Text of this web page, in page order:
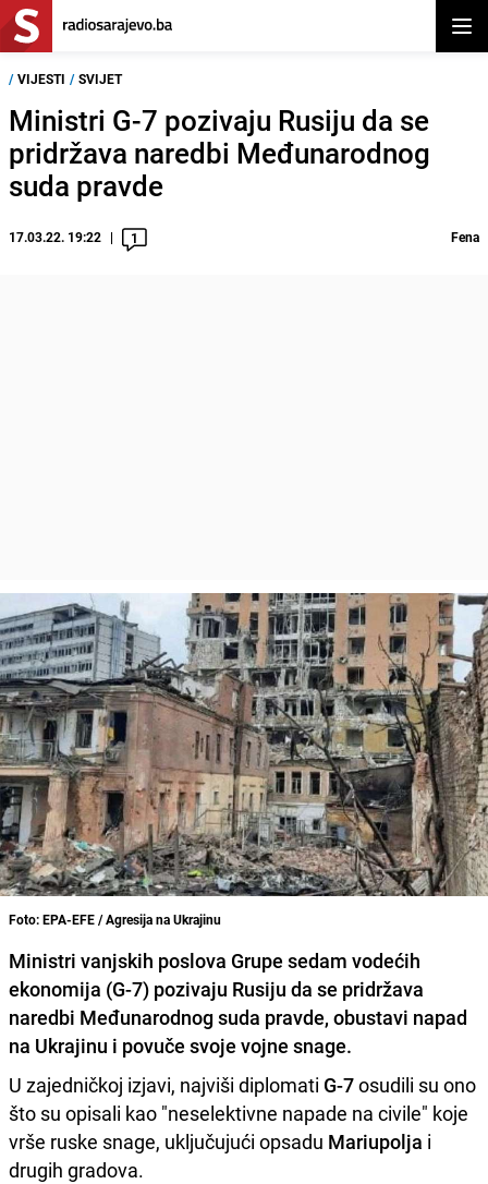
/ VIJESTI / SVIJET
Ministri G-7 pozivaju Rusiju da se
pridržava naredbi Međunarodnog
suda pravde
17.03.22. 19:22 1 Fena
Foto: EPA-EFE / Agresija na Ukrajinu
Ministri vanjskih poslova Grupe sedam vodećih
ekonomija (G-7) pozivaju Rusiju da se pridržava
naredbi Međunarodnog suda pravde, obustavi napad
na Ukrajinu i povuče svoje vojne snage.
U zajedničkoj izjavi, najviši diplomati G-7osudili su ono
što su opisali kao "neselektivne napade na civile" koje
vrše ruske snage, uključujući opsadu Mariupolja i
drugih gradova.